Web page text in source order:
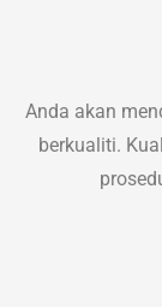
Anda akan
berkualiti.